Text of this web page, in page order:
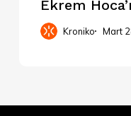
Ekrem
Kroniko Mart